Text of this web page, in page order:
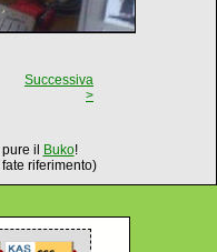
Successiva
>
il Buko!
riferimento)